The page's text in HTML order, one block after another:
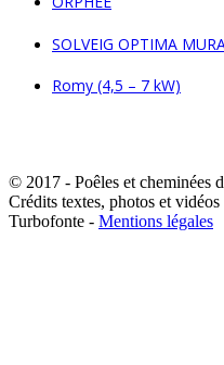
SOLVEIG OPTIMA
Romy (4,5 – 7 kW)
© 2017 - Poêles et cheminées
Crédits textes, photos et
Turbofonte - Mentions légales